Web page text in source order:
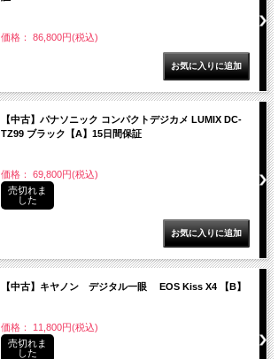
価格： 86,800円(税込)
【中古】パナソニック コンパクトデジカメ LUMIX DC-
TZ99 ブラック【A】15日間保証
価格： 69,800円(税込)
売切れま
した
【中古】キヤノン デジタル一眼 EOS Kiss X4 【B】
価格： 11,800円(税込)
売切れま
した